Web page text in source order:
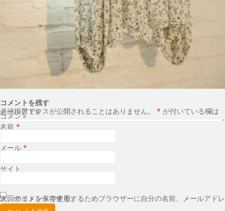
コメントを残す
メールアドレスが公開されることはありません。
*
が付いている欄は必須項目です
コメント
名前 *
メール *
サイト
次回のコメントで使用するためブラウザーに自分の名前、メールアドレス、サイトを保存する。